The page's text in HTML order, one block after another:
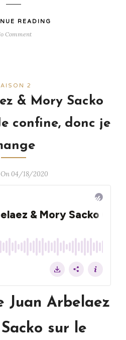
READING
Comment
2
& Mory Sacko
confine, donc je
On 04/18/2020
Juan Arbelaez
sur le